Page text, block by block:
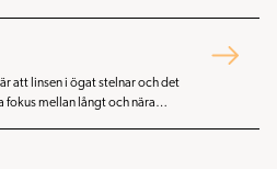
att stanna upp.
att linsen i ögat stelnar och det
fokus mellan långt och nära